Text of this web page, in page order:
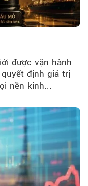
được vận hành
định giá trị
nền kinh...